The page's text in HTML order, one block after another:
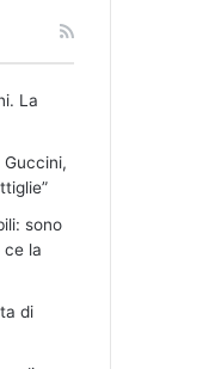
La
Guccini,
sono
ce la
di